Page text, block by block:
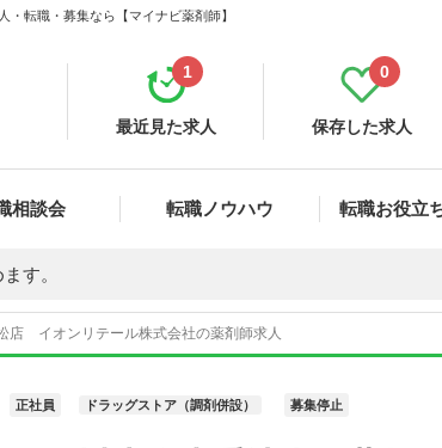
転職・募集なら【マイナビ薬剤師】
最近見た求人
1
保存した求人
0
相談会 転職ノウハウ 転職お役立
す。
店 イオンリテール株式会社の薬剤師求人
正社員 ドラッグストア（調剤併設） 募集停止